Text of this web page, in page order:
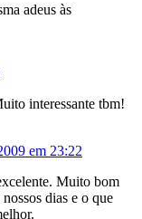
adeus às
interessante tbm!
em 23:22
Muito bom
dias e o que